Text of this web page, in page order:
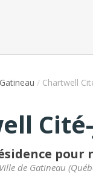
Gatineau / Chartwell
Ville de Gatineau (